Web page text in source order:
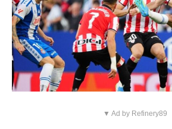
▼ Ad by Refinery89